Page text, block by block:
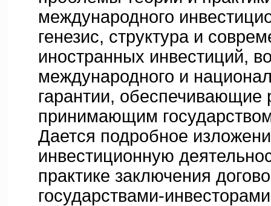
международного
генезис, структура и
иностранных инвестиций,
международного и
гарантии,
принимающим
Дается подробное
инвестиционную
практике заключения
государствами-